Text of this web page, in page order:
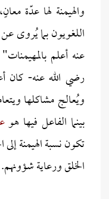
والهيمنة لها عدّة
اللغويون بما يُروى
عنه أعلم
رضي الله عنه- كان
ويُعالج مشاكلها
بينما الفاعل فيها هو
تكون نسبة الهيمنة
الخلق ورعاية شؤونهم.